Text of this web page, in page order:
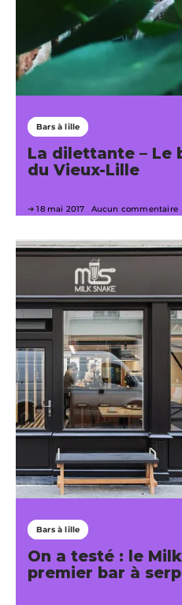
Bars à lille
La dilettante – Le
du Vieux-Lille
18 mai 2017 Aucun commentaire
Bars à lille
On a testé : le
premier bar à